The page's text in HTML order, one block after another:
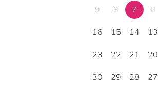
6
7
8
9
13
14
15
16
20
21
22
23
27
28
29
30